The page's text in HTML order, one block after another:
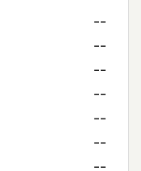
--
--
--
--
--
--
--